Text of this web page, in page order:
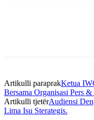
Artikulli paraprakKetua
Bersama Organisasi Pers
Artikulli tjetërAudiensi
Lima Isu Sterategis.